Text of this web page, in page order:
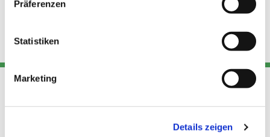
Präferenzen
Statistiken
Marketing
Details zeigen
Adresse
Kont
Links